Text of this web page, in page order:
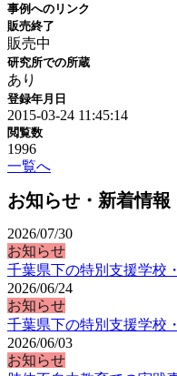
事例へのリンク
販売終了
販売中
研究所での所蔵
あり
登録年月日
2015-03-24 11:45:14
閲覧数
1996
一覧へ
お知らせ・新着情報
2026/07/30
お知らせ
千葉県下の特別支援学校
2026/06/24
お知らせ
千葉県下の特別支援学校
2026/06/03
お知らせ